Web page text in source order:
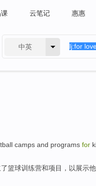
云笔记 惠惠
中英
camps and programs for
篮球训练营和项目，以展示他